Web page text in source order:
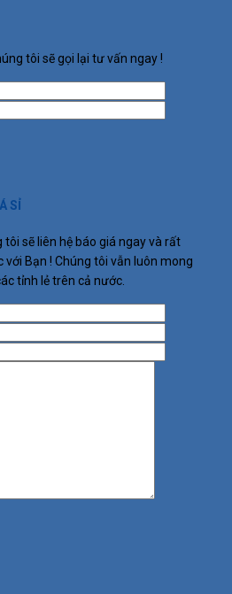
tôi sẽ gọi lại tư vấn ngay !
SỈ
tôi sẽ liên hệ báo giá ngay và rất
Bạn ! Chúng tôi vẫn luôn mong
tỉnh lẻ trên cả nước.